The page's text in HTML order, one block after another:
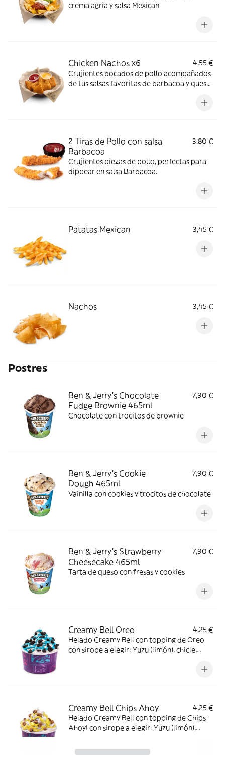
crema agria y salsa Mexican
Chicken Nachos x6
4,55 €
Crujientes bocados de pollo acompañados
de tus salsas favoritas de barbacoa y queso
2 Tiras de Pollo con salsa
Barbacoa
3,80 €
Crujientes piezas de pollo, perfectas para
dippear en salsa Barbacoa.
Patatas Mexican 3,45 €
Nachos 3,45 €
Postres
Ben & Jerry’s Chocolate
Fudge Brownie 465ml
7,90 €
Chocolate con trocitos de brownie
Ben & Jerry’s Cookie
Dough 465ml
7,90 €
Vainilla con cookies y trocitos de chocolate
Ben & Jerry’s Strawberry
Cheesecake 465ml
7,90 €
Tarta de queso con fresas y cookies
Creamy Bell Oreo
4,25 €
Helado Creamy Bell con topping de Oreo
con sirope a elegir: Yuzu (limón), chicle,
Creamy Bell Chips Ahoy
4,25 €
Helado Creamy Bell con topping de Chips
Ahoy! con sirope a elegir: Yuzu (limón),
Avellanas.